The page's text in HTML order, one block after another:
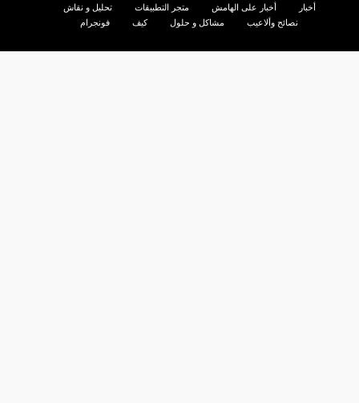
أخبار أخبار على الهامش متجر التطبيقات
تحليل و نقاش
نصائح وألاعيب
مشاكل و حلول كيف فونجرام